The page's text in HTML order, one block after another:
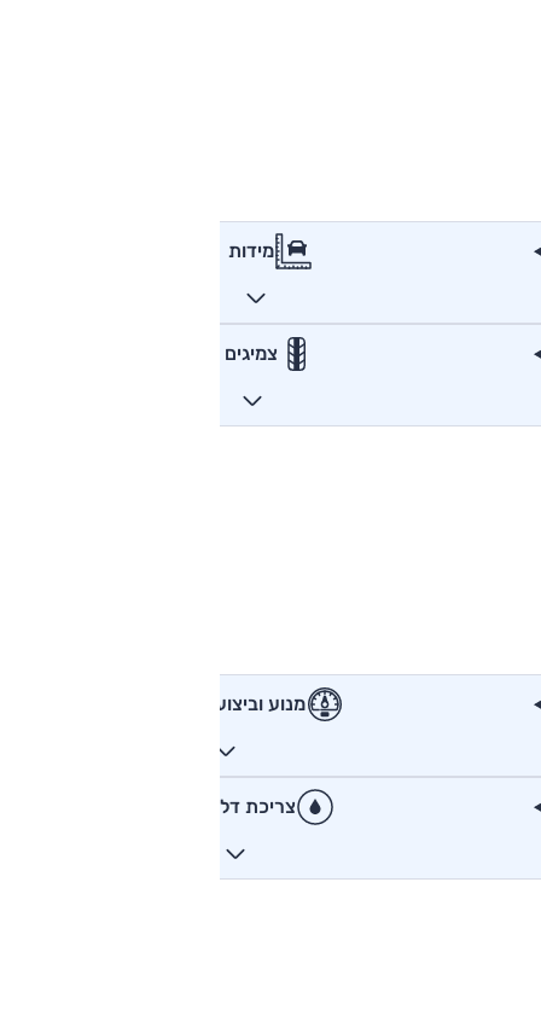
מידות
צמיגים
מנוע וביצועים
צריכת דלק